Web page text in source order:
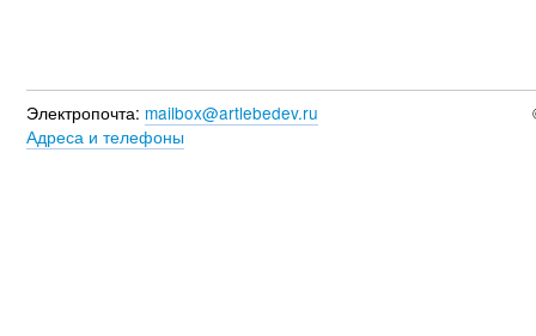
Электропочта: mailbox@artlebedev.ru
Адреса и телефоны